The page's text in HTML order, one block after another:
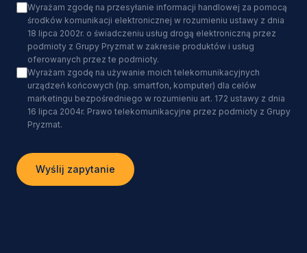
Wyrażam zgodę na przesyłanie informacji handlowej za pomocą
środków komunikacji elektronicznej w rozumieniu ustawy z dnia
18 lipca 2002r. o świadczeniu usług drogą elektroniczną przez
podmioty z Grupy Pryzmat w zakresie produktów i usług
oferowanych przez te podmioty.
Wyrażam zgodę na używanie moich telekomunikacyjnych
urządzeń końcowych (np. smartfon, komputer) dla celów
marketingu bezpośredniego w rozumieniu art. 172 ustawy z dnia
16 lipca 2004r. Prawo telekomunikacyjne przez podmioty z Grupy
Pryzmat.
Wyślij zapytanie